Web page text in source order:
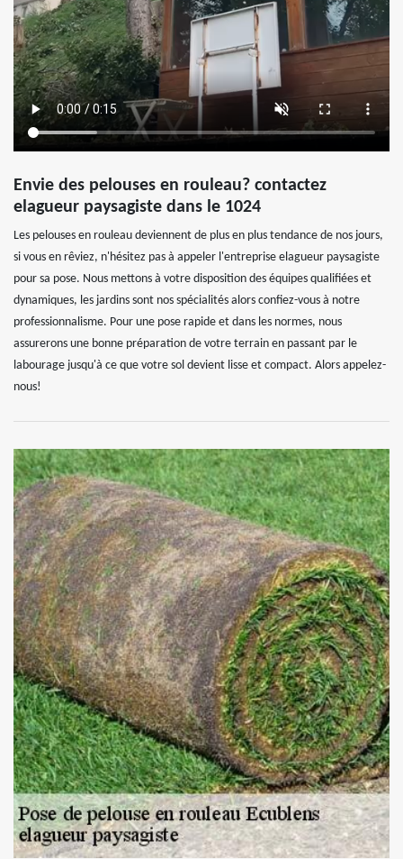
Envie des pelouses en rouleau? contactez
elagueur paysagiste dans le 1024
Les pelouses en rouleau deviennent de plus en plus tendance de nos jours,
si vous en rêviez, n'hésitez pas à appeler l'entreprise elagueur paysagiste
pour sa pose. Nous mettons à votre disposition des équipes qualifiées et
dynamiques, les jardins sont nos spécialités alors confiez-vous à notre
professionnalisme. Pour une pose rapide et dans les normes, nous
assurerons une bonne préparation de votre terrain en passant par le
labourage jusqu'à ce que votre sol devient lisse et compact. Alors appelez-
nous!